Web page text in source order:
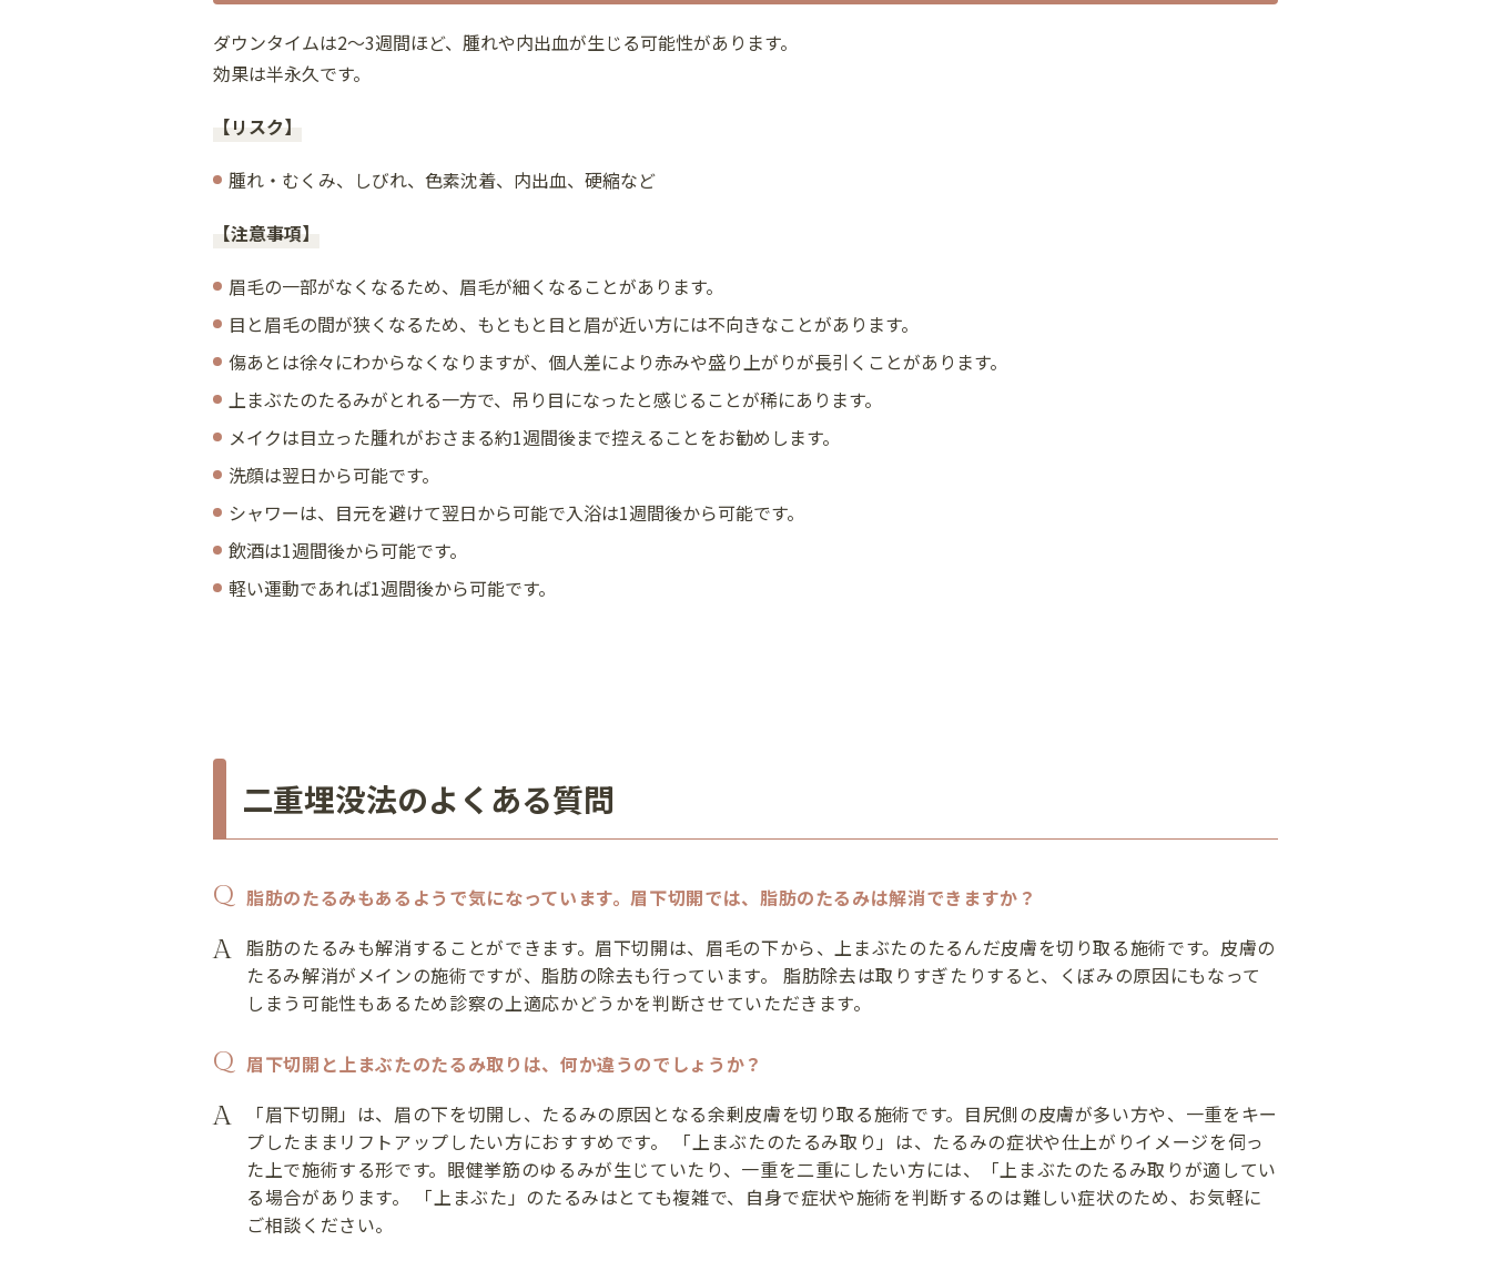
ダウンタイムは2〜3週間ほど、腫れや内出血が生じる可能性があります。
効果は半永久です。
【リスク】
腫れ・むくみ、しびれ、色素沈着、内出血、硬縮など
【注意事項】
眉毛の一部がなくなるため、眉毛が細くなることがあります。
目と眉毛の間が狭くなるため、もともと目と眉が近い方には不向きなことがあります。
傷あとは徐々にわからなくなりますが、個人差により赤みや盛り上がりが長引くことがあります。
上まぶたのたるみがとれる一方で、吊り目になったと感じることが稀にあります。
メイクは目立った腫れがおさまる約1週間後まで控えることをお勧めします。
洗顔は翌日から可能です。
シャワーは、目元を避けて翌日から可能で入浴は1週間後から可能です。
飲酒は1週間後から可能です。
軽い運動であれば1週間後から可能です。
二重埋没法のよくある質問
脂肪のたるみもあるようで気になっています。眉下切開では、脂肪のたるみは解消できますか？
脂肪のたるみも解消することができます。眉下切開は、眉毛の下から、上まぶたのたるんだ皮膚を切り取る施術です。皮膚の
たるみ解消がメインの施術ですが、脂肪の除去も行っています。 脂肪除去は取りすぎたりすると、くぼみの原因にもなって
しまう可能性もあるため診察の上適応かどうかを判断させていただきます。
眉下切開と上まぶたのたるみ取りは、何か違うのでしょうか？
「眉下切開」は、眉の下を切開し、たるみの原因となる余剰皮膚を切り取る施術です。目尻側の皮膚が多い方や、一重をキー
プしたままリフトアップしたい方におすすめです。 「上まぶたのたるみ取り」は、たるみの症状や仕上がりイメージを伺っ
た上で施術する形です。眼健挙筋のゆるみが生じていたり、一重を二重にしたい方には、「上まぶたのたるみ取りが適してい
る場合があります。 「上まぶた」のたるみはとても複雑で、自身で症状や施術を判断するのは難しい症状のため、お気軽に
ご相談ください。